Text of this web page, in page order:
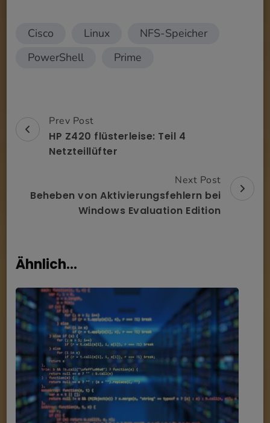
Cisco Linux
NFS-Speicher
PowerShell
Prime
Post
Navigation
Prev Post
HP Z420 flüsterleise: Teil 4
Netzteillüfter
Next Post
Beheben von Aktivierungsfehlern bei
Windows Evaluation Edition
Ähnlich...